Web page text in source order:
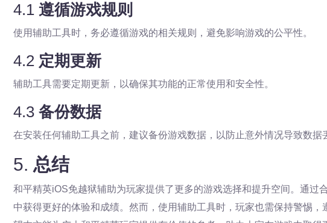
4.1 遵循游戏规则
使用辅助工具时，务必遵循游戏的相关规则，避免影响游戏的公平性。
4.2 定期更新
辅助工具需要定期更新，以确保其功能的正常使用和安全性。
4.3 备份数据
在安装任何辅助工具之前，建议备份游戏数据，以防止意外情况导致数据
5. 总结
和平精英iOS免越狱辅助为玩家提供了更多的游戏选择和提升空间。通过
中获得更好的体验和成绩。然而，使用辅助工具时，玩家也需保持警惕